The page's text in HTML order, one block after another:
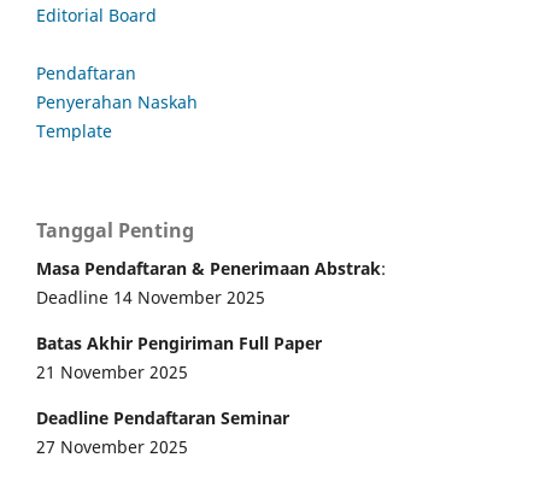
Editorial Board
Pendaftaran
Penyerahan Naskah
Template
Tanggal Penting
Masa Pendaftaran & Penerimaan Abstrak:
Deadline 14 November 2025
Batas Akhir Pengiriman Full Paper
21 November 2025
Deadline Pendaftaran Seminar
27 November 2025